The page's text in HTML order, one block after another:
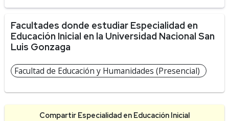
Facultades donde estudiar Especialidad en
Educación Inicial en la Universidad Nacional San
Luis Gonzaga
Facultad de Educación y Humanidades (Presencial)
Compartir Especialidad en Educación Inicial